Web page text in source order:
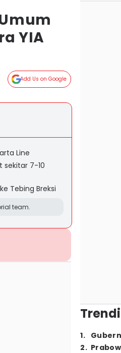
YIA
Add Us on Google
Line
sekitar 7-10
Tebing Breksi
team.
1.
2.